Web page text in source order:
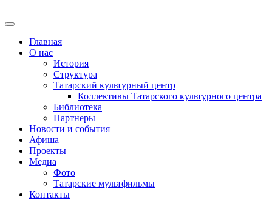
Главная
О нас
История
Структура
Татарский культурный центр
Коллективы Татарского культурного центра
Библиотека
Партнеры
Новости и события
Афиша
Проекты
Медиа
Фото
Татарские мультфильмы
Контакты